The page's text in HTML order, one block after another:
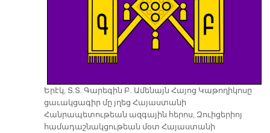
Երէկ, Տ.Տ. Գարեգին Բ. Ամենայն Հայոց Կաթողիկոսը
ցաւակցագիր մը յղեց Հայաստանի
Հանրապետութեան ազգային հերոս, Զուիցերիոյ
համադաշնակցութեան մօտ Հայաստանի